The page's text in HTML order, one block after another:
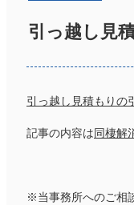
引っ越し見
引っ越し見積もりの
記事の内容は同棲解
※当事務所へのご相